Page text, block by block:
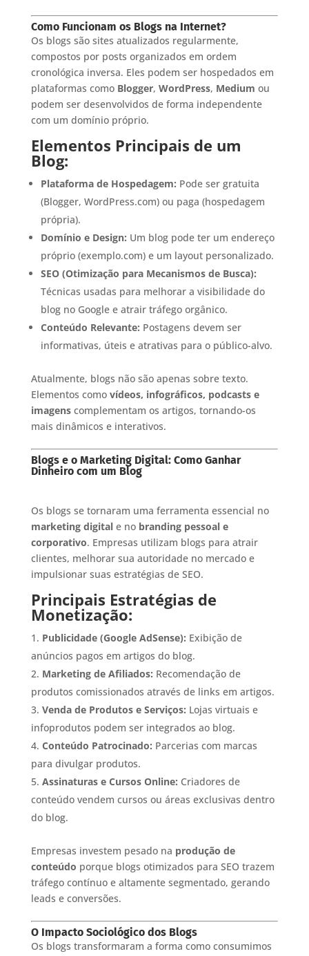
Como Funcionam os Blogs na Internet?
Os blogs são sites atualizados regularmente,
compostos por posts organizados em ordem
cronológica inversa. Eles podem ser hospedados em
plataformas como Blogger, WordPress, Medium ou
podem ser desenvolvidos de forma independente
com um domínio próprio.
Elementos Principais de um
Blog:
Plataforma de Hospedagem: Pode ser gratuita
(Blogger, WordPress.com) ou paga (hospedagem
própria).
Domínio e Design: Um blog pode ter um endereço
próprio (exemplo.com) e um layout personalizado.
SEO (Otimização para Mecanismos de Busca):
Técnicas usadas para melhorar a visibilidade do
blog no Google e atrair tráfego orgânico.
Conteúdo Relevante: Postagens devem ser
informativas, úteis e atrativas para o público-alvo.
Atualmente, blogs não são apenas sobre texto.
Elementos como vídeos, infográficos, podcasts e
imagenscomplementam os artigos, tornando-os
mais dinâmicos e interativos.
Blogs e o Marketing Digital: Como Ganhar
Dinheiro com um Blog
Os blogs se tornaram uma ferramenta essencial no
marketing digitale no branding pessoal e
corporativo. Empresas utilizam blogs para atrair
clientes, melhorar sua autoridade no mercado e
impulsionar suas estratégias de SEO.
Principais Estratégias de
Monetização:
Publicidade (Google AdSense): Exibição de
anúncios pagos em artigos do blog.
Marketing de Afiliados: Recomendação de
produtos comissionados através de links em artigos.
Venda de Produtos e Serviços: Lojas virtuais e
infoprodutos podem ser integrados ao blog.
Conteúdo Patrocinado: Parcerias com marcas
para divulgar produtos.
Assinaturas e Cursos Online: Criadores de
conteúdo vendem cursos ou áreas exclusivas dentro
do blog.
Empresas investem pesado na produção de
conteúdo porque blogs otimizados para SEO trazem
tráfego contínuo e altamente segmentado, gerando
leads e conversões.
O Impacto Sociológico dos Blogs
Os blogs transformaram a forma como consumimos